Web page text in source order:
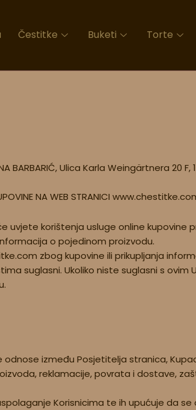
Čestitke Buketi Torte
BARBARIĆ, Ulica Karla Weingärtnera
NA WEB STRANICI
uvjete korištenja usluge online
o pojedinom proizvodu.
zbog kupovine ili prikupljanja
suglasni. Ukoliko niste suglasni s
između Posjetitelja stranica,
reklamacije, povrata i dostave,
Korisnicima te ih upućuje da